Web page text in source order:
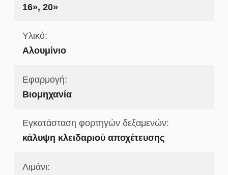
16», 20»
Υλικό:
Αλουμίνιο
Εφαρμογή:
Βιομηχανία
Εγκατάσταση φορτηγών δεξαμενών:
κάλυψη κλειδαριού αποχέτευσης
Λιμάνι: